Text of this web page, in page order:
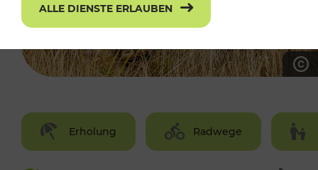
Erholung Radwege
ALLE DIENSTE ERLAUBEN